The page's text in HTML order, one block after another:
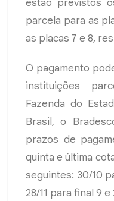
estão previstos
parcela para as
as placas 7 e 8,
O pagamento
instituições
Fazenda do
Brasil, o
prazos de
quinta e última
seguintes: 30/10
28/11 para final 9